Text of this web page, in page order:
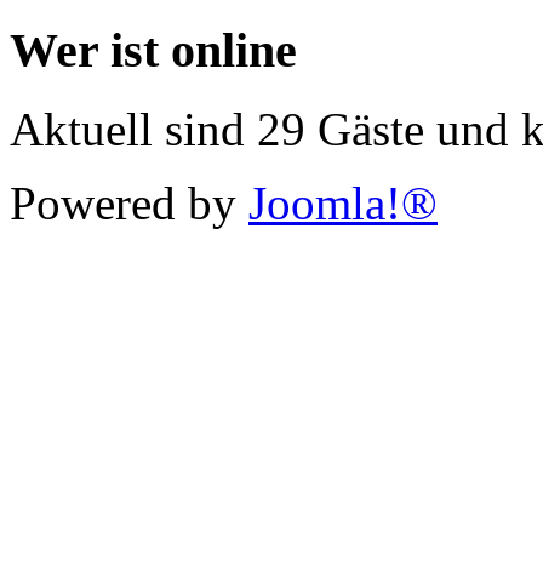
Wer ist online
Aktuell sind 29 Gäste und
Powered by Joomla!®